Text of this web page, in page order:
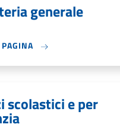
generale
scolastici e per